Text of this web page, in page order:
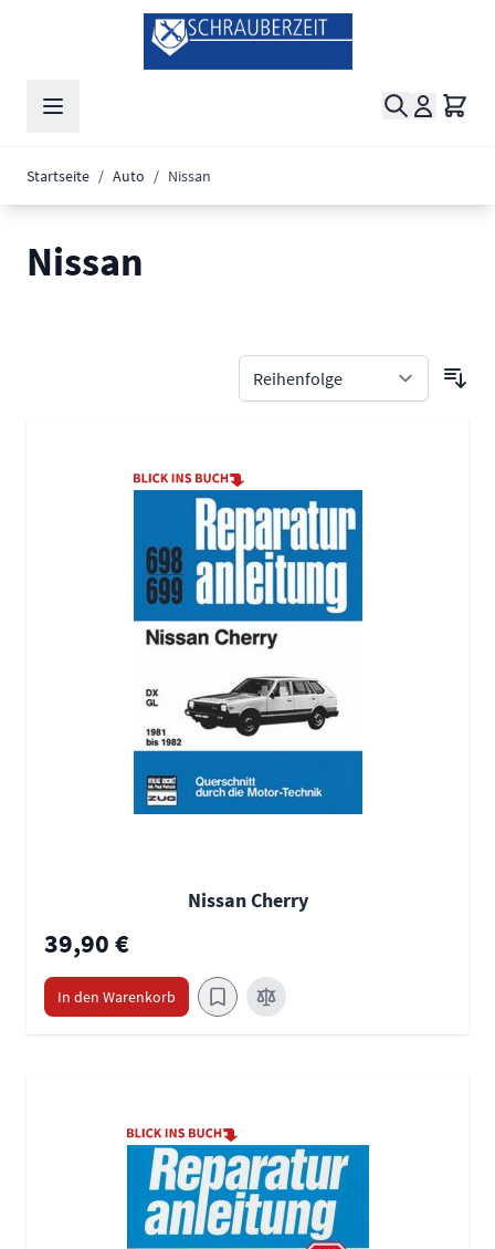
Zum Inhalt springen
Suche
Startseite / Auto / Nissan
Nissan
Nissan Cherry
39,90 €
In den Warenkorb